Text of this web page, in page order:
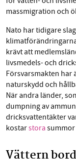
massmigration och
Nato har tidigare
krävt att
livsmedels- och
Försvarsmakten
naturskydd och
När andra länder,
dumpning av
dricksvattentäkter
kostarstora summor
Vättern